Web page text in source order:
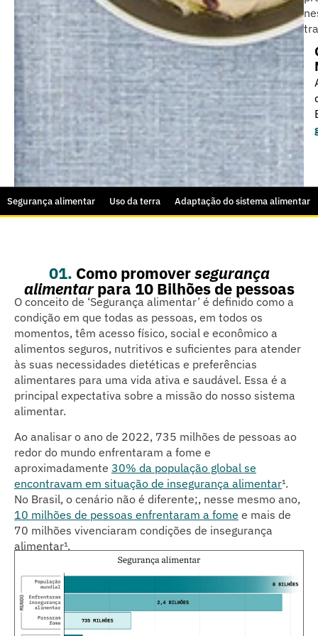
Segurança alimentar Uso da terra Adaptação do sistema alimentar
01. Como promoversegurança
alimentarpara 10 Bilhões de pessoas
O conceito de ‘Segurança alimentar’ é definido como a
condição em que todas as pessoas, em todos os
momentos, têm acesso físico, social e econômico a
alimentos seguros, nutritivos e suficientes para atender
às suas necessidades dietéticas e preferências
alimentares para uma vida ativa e saudável. Essa é a
principal expectativa sobre a missão do nosso sistema
alimentar.
Ao analisar o ano de 2022, 735 milhões de pessoas ao
redor do mundo enfrentaram a fome e
aproximadamente 30% da população global se
encontravam em situação de insegurança alimentar¹.
No Brasil, o cenário não é diferente;, nesse mesmo ano,
10 milhões de pessoas enfrentaram a fome e mais de
70 milhões vivenciaram condições de insegurança
alimentar¹.